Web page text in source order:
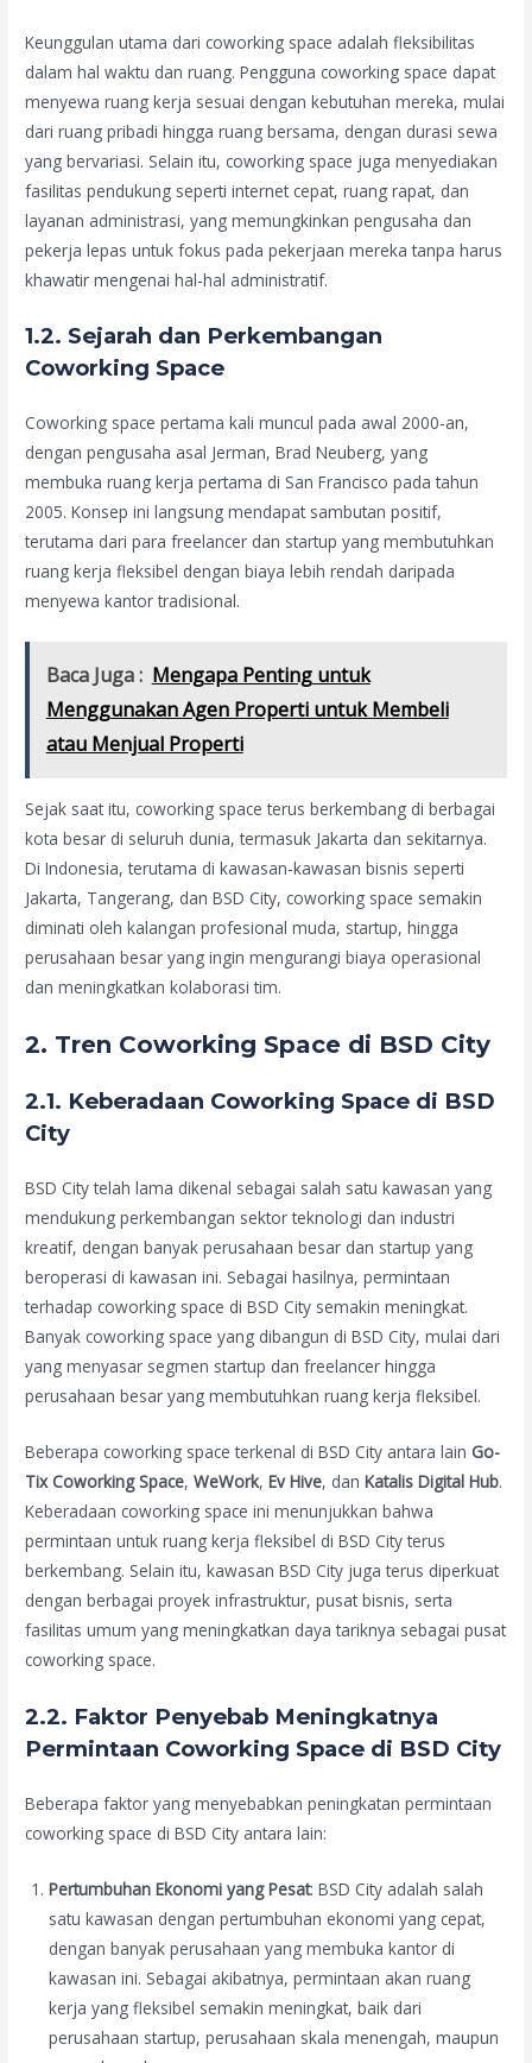
Keunggulan utama dari coworking space adalah fleksibilitas
dalam hal waktu dan ruang. Pengguna coworking space dapat
menyewa ruang kerja sesuai dengan kebutuhan mereka, mulai
dari ruang pribadi hingga ruang bersama, dengan durasi sewa
yang bervariasi. Selain itu, coworking space juga menyediakan
fasilitas pendukung seperti internet cepat, ruang rapat, dan
layanan administrasi, yang memungkinkan pengusaha dan
pekerja lepas untuk fokus pada pekerjaan mereka tanpa harus
khawatir mengenai hal-hal administratif.
1.2. Sejarah dan Perkembangan
Coworking Space
Coworking space pertama kali muncul pada awal 2000-an,
dengan pengusaha asal Jerman, Brad Neuberg, yang
membuka ruang kerja pertama di San Francisco pada tahun
2005. Konsep ini langsung mendapat sambutan positif,
terutama dari para freelancer dan startup yang membutuhkan
ruang kerja fleksibel dengan biaya lebih rendah daripada
menyewa kantor tradisional.
Baca Juga : Mengapa Penting untuk
Menggunakan Agen Properti untuk Membeli
atau Menjual Properti
Sejak saat itu, coworking space terus berkembang di berbagai
kota besar di seluruh dunia, termasuk Jakarta dan sekitarnya.
Di Indonesia, terutama di kawasan-kawasan bisnis seperti
Jakarta, Tangerang, dan BSD City, coworking space semakin
diminati oleh kalangan profesional muda, startup, hingga
perusahaan besar yang ingin mengurangi biaya operasional
dan meningkatkan kolaborasi tim.
2. Tren Coworking Space di BSD City
2.1. Keberadaan Coworking Space di BSD
City
BSD City telah lama dikenal sebagai salah satu kawasan yang
mendukung perkembangan sektor teknologi dan industri
kreatif, dengan banyak perusahaan besar dan startup yang
beroperasi di kawasan ini. Sebagai hasilnya, permintaan
terhadap coworking space di BSD City semakin meningkat.
Banyak coworking space yang dibangun di BSD City, mulai dari
yang menyasar segmen startup dan freelancer hingga
perusahaan besar yang membutuhkan ruang kerja fleksibel.
Beberapa coworking space terkenal di BSD City antara lain Go-
Tix Coworking Space,WeWork,Ev Hive, danKatalis Digital Hub.
Keberadaan coworking space ini menunjukkan bahwa
permintaan untuk ruang kerja fleksibel di BSD City terus
berkembang. Selain itu, kawasan BSD City juga terus diperkuat
dengan berbagai proyek infrastruktur, pusat bisnis, serta
fasilitas umum yang meningkatkan daya tariknya sebagai pusat
coworking space.
2.2. Faktor Penyebab Meningkatnya
Permintaan Coworking Space di BSD City
Beberapa faktor yang menyebabkan peningkatan permintaan
coworking space di BSD City antara lain:
Pertumbuhan Ekonomi yang Pesat: BSD City adalah salah
satu kawasan dengan pertumbuhan ekonomi yang cepat,
dengan banyak perusahaan yang membuka kantor di
kawasan ini. Sebagai akibatnya, permintaan akan ruang
kerja yang fleksibel semakin meningkat, baik dari
perusahaan startup, perusahaan skala menengah, maupun